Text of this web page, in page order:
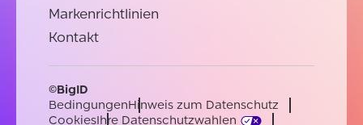
Markenrichtlinien
Kontakt
©BigID
BedingungenHinweis zum Datenschutz
CookiesIhre Datenschutzwahlen